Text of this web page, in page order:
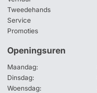
Tweedehands
Service
Promoties
Openingsuren
Maandag:
Dinsdag:
Woensdag: